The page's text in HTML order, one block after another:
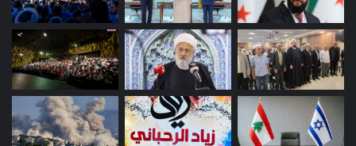
دراسة
(24)
طاقة
مصارف
(168)
معادن
(1)
موازنة
نفط
(91)